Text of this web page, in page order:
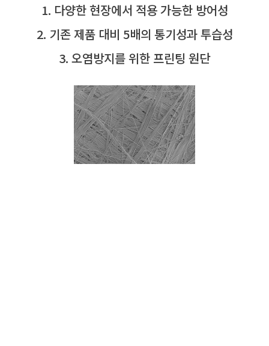
1. 다양한 현장에서 적용 가능한 방어성
2. 기존 제품 대비 5배의 통기성과 투습성
3. 오염방지를 위한 프린팅 원단